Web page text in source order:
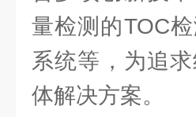
量检测的TOC
系统等，为追
体解决方案。